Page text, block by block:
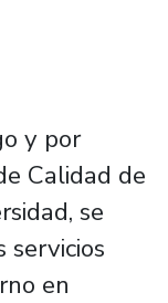
y por
Calidad de
se
servicios
en